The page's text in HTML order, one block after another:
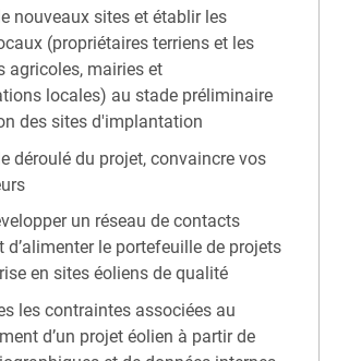
nouveaux sites et établir les
(propriétaires terriens et les
agricoles, mairies et
locales) au stade préliminaire
des sites d'implantation
déroulé du projet, convaincre vos
un réseau de contacts
d’alimenter le portefeuille de projets
en sites éoliens de qualité
les contraintes associées au
d’un projet éolien à partir de